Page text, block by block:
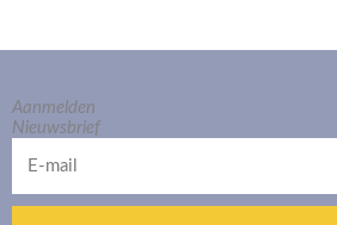
Aanmelden
Nieuwsbrief
mail